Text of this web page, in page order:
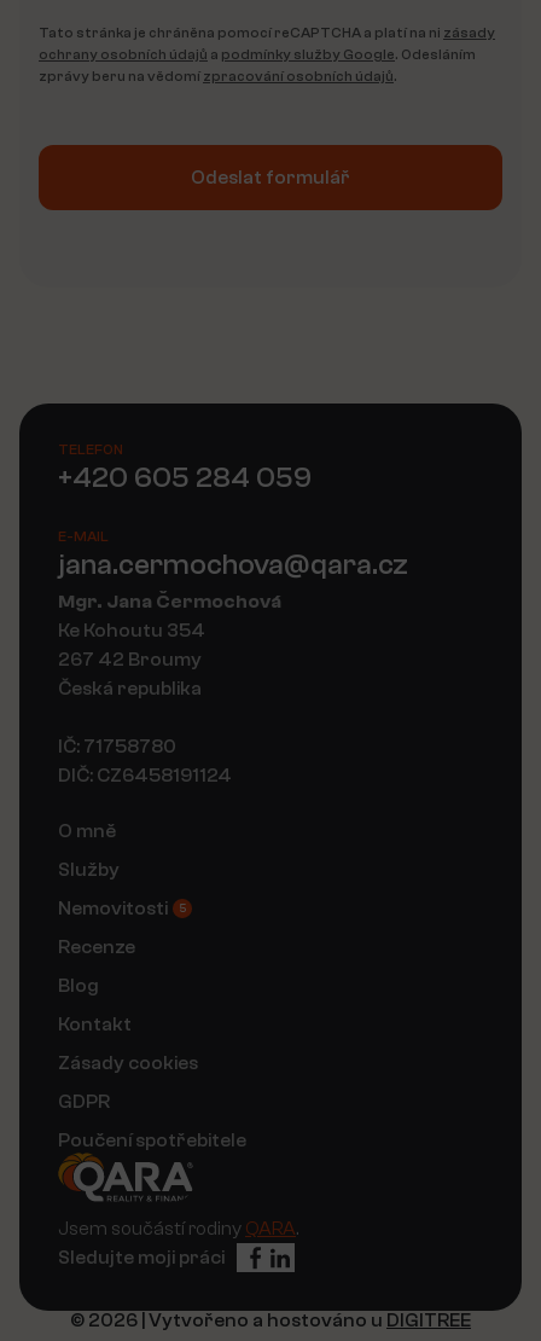
Tato stránka je chráněna pomocí reCAPTCHA a platí na ni zásady
ochrany osobních údajů a podmínky služby Google. Odesláním
zprávy beru na vědomí zpracování osobních údajů.
Odeslat formulář
TELEFON
+420 605 284 059
E-MAIL
jana.cermochova@qara.cz
Mgr. Jana Čermochová
Ke Kohoutu 354
267 42 Broumy
Česká republika
IČ: 71758780
DIČ: CZ6458191124
O mně
Služby
Nemovitosti
5
Recenze
Blog
Kontakt
Zásady cookies
GDPR
Poučení spotřebitele
Jsem součástí rodiny QARA.
Sledujte moji práci
© 2026 | Vytvořeno a hostováno u DIGITREE